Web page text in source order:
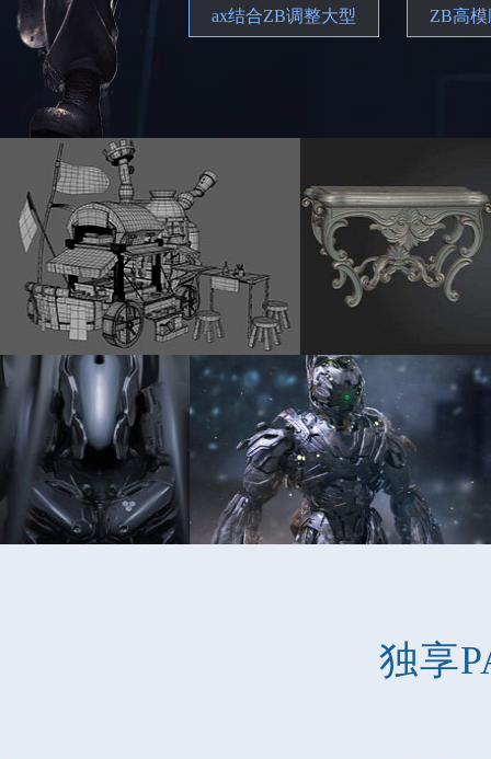
ax结合ZB调整大型 ZB高
独享